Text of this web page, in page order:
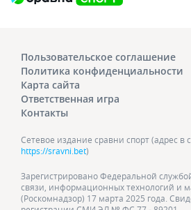
Пользовательское соглашение
Политика конфиденциальности
Карта сайта
Ответственная игра
Контакты
Сетевое издание сравни спорт (адрес в
https://sravni.bet)
Зарегистрировано Федеральной
связи, информационных технологий и
(Роскомнадзор) 17 марта 2025 года.